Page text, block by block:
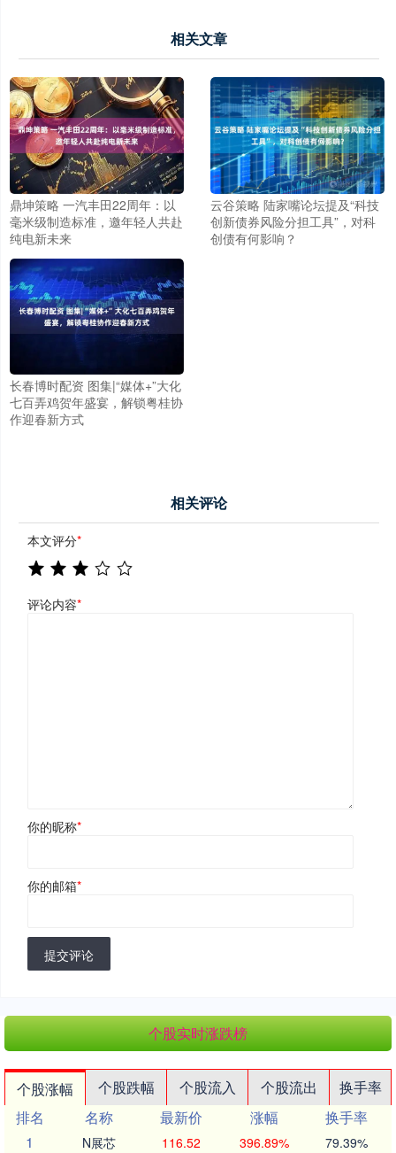
相关文章
鼎坤策略 一汽丰田22周年：以
毫米级制造标准，邀年轻人共赴
纯电新未来
云谷策略 陆家嘴论坛提及“科技
创新债券风险分担工具”，对科
创债有何影响？
长春博时配资 图集|“媒体+”大化
七百弄鸡贺年盛宴，解锁粤桂协
作迎春新方式
相关评论
本文评分*
评论内容*
你的昵称*
你的邮箱*
提交评论
个股实时涨跌榜
个股涨幅 个股跌幅 个股流入 个股流出
换手率
排名
名称 最新价 涨幅
换手率
1
N展芯 116.52 396.89% 79.39%